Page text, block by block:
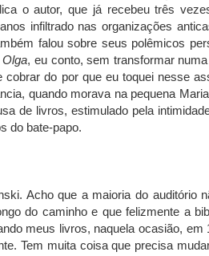
o autor, que já recebeu três
infiltrado nas organizações
falou sobre seus polêmicos
Olga, eu conto, sem transformar
do por que eu toquei nesse
quando morava na pequena
de livros, estimulado pela
do bate-papo.
Acho que a maioria do auditório
do caminho e que felizmente a
meus livros, naquela ocasião, em
Tem muita coisa que precisa